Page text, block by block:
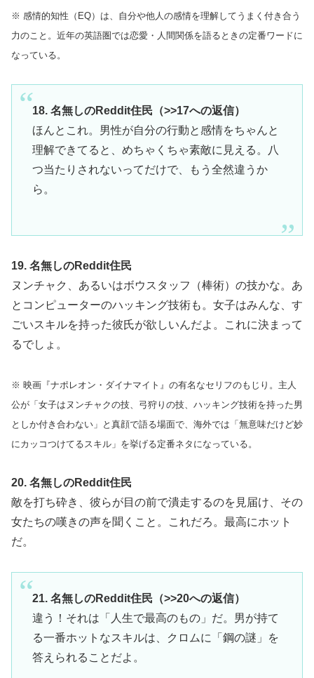
※ 感情的知性（EQ）は、自分や他人の感情を理解してうまく付き合う
力のこと。近年の英語圏では恋愛・人間関係を語るときの定番ワードに
なっている。
18. 名無しのReddit住民（>>17への返信）
ほんとこれ。男性が自分の行動と感情をちゃんと
理解できてると、めちゃくちゃ素敵に見える。八
つ当たりされないってだけで、もう全然違うか
ら。
19. 名無しのReddit住民
ヌンチャク、あるいはボウスタッフ（棒術）の技かな。あ
とコンピューターのハッキング技術も。女子はみんな、す
ごいスキルを持った彼氏が欲しいんだよ。これに決まって
るでしょ。
※ 映画『ナポレオン・ダイナマイト』の有名なセリフのもじり。主人
公が「女子はヌンチャクの技、弓狩りの技、ハッキング技術を持った男
としか付き合わない」と真顔で語る場面で、海外では「無意味だけど妙
にカッコつけてるスキル」を挙げる定番ネタになっている。
20. 名無しのReddit住民
敵を打ち砕き、彼らが目の前で潰走するのを見届け、その
女たちの嘆きの声を聞くこと。これだろ。最高にホット
だ。
21. 名無しのReddit住民（>>20への返信）
違う！それは「人生で最高のもの」だ。男が持て
る一番ホットなスキルは、クロムに「鋼の謎」を
答えられることだよ。